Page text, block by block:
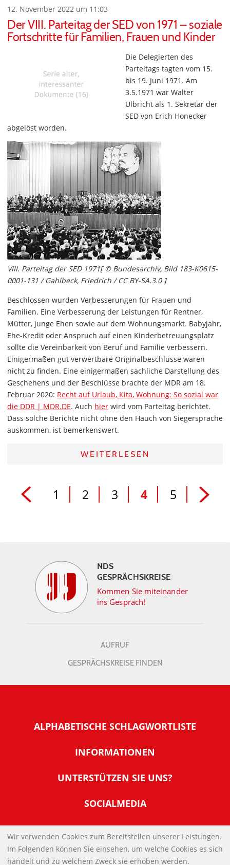
12. November 2022 um 11:03
Der VIII. Parteitag der SED von 1971 – soziale
Fortschritte für Familien, Frauen und Kinder
Die Delegierten des
Parteitags tagten vom 15.
bis 19. Juni 1971. Am
3.5.1971 war Walter
Ulbricht als 1. Sekretär der
SED von Erich Honecker
abgelöst worden.
VIII. Parteitag der SED 1971[ © Bundesarchiv, Bild 183-K0615-
0001-131 / Gahlbeck, Friedrich / CC BY-SA.3.0 ]
Beschlossen wurden Verbesserungen für Frauen und
Familien. Eine Verbesserung der Leistungen für Rentner,
Mütter, junge Ehen sowie auf dem Wohnungsmarkt. Babyjahr,
Ehe-Kredit oder Anspruch auf einen Kinderbetreuungsplatz
sollte die Vereinbarkeit von Beruf und Familie verbessern.
Einigermaßen gut verwertbare Originalbeschlüsse waren
nicht zu finden. Eine einigermaßen sachliche Darstellung des
Geschehens und der Beschlüsse brachte der MDR am 18.
Februar 2020: Recht auf Urlaub, Kita, Wohnung: So sozial war
die DDR | MDR.DE. Auch hier wird vom Parteitag berichtet.
Dass solche Berichte nicht ohne den Hauch von Siegersprache
auskommen, ist bemerkenswert.
WEITERLESEN
1 2 3 4 5
NDS
GESPRÄCHSKREISE
Kommen Sie miteinander
ins Gespräch!
AUFRUF
GESPRÄCHSKREISE FINDEN
ALPHABETISCHE SCHLAGWORTLISTE
INFORMATIONEN
Warum NachDenkSeiten
Tipps zur Nutzung der NachDenkSeiten
Banner und E-Mail-Signaturen
Links
Kontakt
UNTERSTÜTZEN SIE UNS?
Werden Sie Fördermitglied
Spenden Sie Online
SOCIALMEDIA
IMPRESSUM
DATENSCHUTZERKLÄRUNG
Wir verwenden Cookies zum Bereitstellen unserer Leistungen.
Im Folgenden können Sie einsehen, um welche Cookies es sich
handelt und zu welchem Zweck sie erhoben werden.